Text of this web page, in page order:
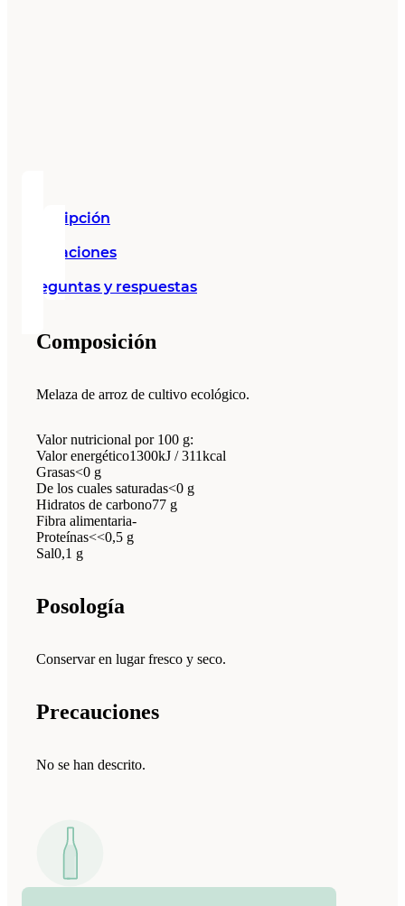
Descripción
Valoraciones
Preguntas y respuestas
Composición
Melaza de arroz de cultivo ecológico.
Valor nutricional por 100 g:
Valor energético1300kJ / 311kcal
Grasas<0 g
De los cuales saturadas<0 g
Hidratos de carbono77 g
Fibra alimentaria-
Proteínas<<0,5 g
Sal0,1 g
Posología
Conservar en lugar fresco y seco.
Precauciones
No se han descrito.